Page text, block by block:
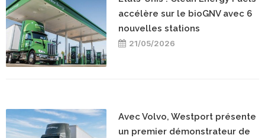
accélère sur le bioGNV avec 6
nouvelles stations
21/05/2026
Avec Volvo, Westport présente
un premier démonstrateur de